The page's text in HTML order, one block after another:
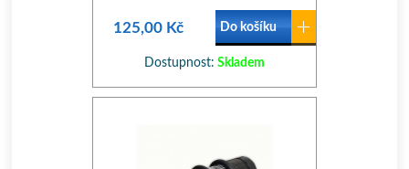
125,00 Kč Do košíku
Dostupnost: Skladem